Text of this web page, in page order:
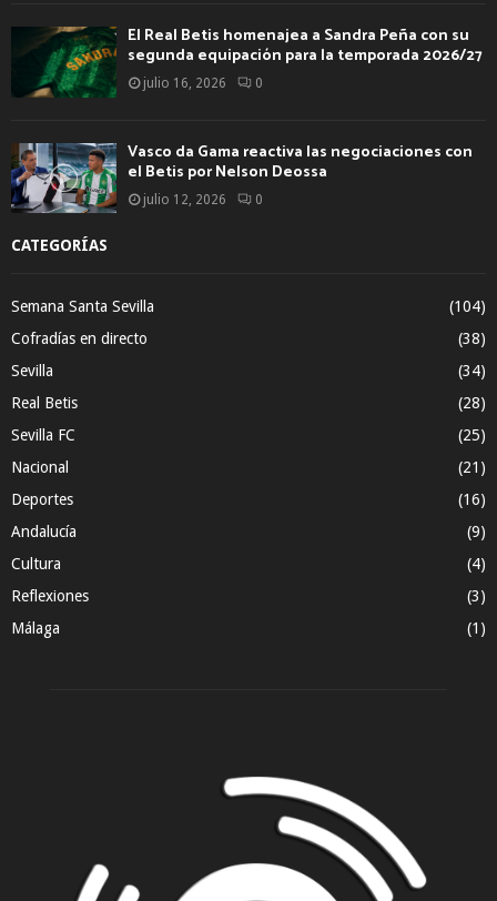
El Real Betis homenajea a Sandra Peña con su
segunda equipación para la temporada 2026/27
julio 16, 2026 0
Vasco da Gama reactiva las negociaciones con
el Betis por Nelson Deossa
julio 12, 2026 0
CATEGORÍAS
Semana Santa Sevilla
(104)
Cofradías en directo
(38)
Sevilla
(34)
Real Betis
(28)
Sevilla FC
(25)
Nacional
(21)
Deportes
(16)
Andalucía
(9)
Cultura
(4)
Reflexiones
(3)
Málaga
(1)